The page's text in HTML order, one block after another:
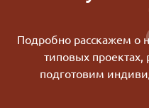
Подробно расскажем о
типовых проектах,
подготовим